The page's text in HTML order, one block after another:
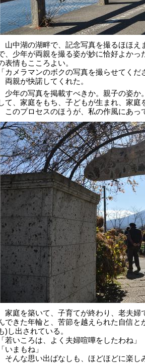
山中湖の湖畔で、記念写真を撮るほほえ
、少年が両親を撮る姿が妙に恰好よか
表情もこころよい。
「カメラマンのボクの写真を撮らせてくだ
両親が快諾してくれた。
少年の写真を掲載すべきか。親子の姿か
て、家庭をもち、子どもが生まれ、家庭
このプロセスのほうが、私の作風にあっ
家庭を築いて、子育てが終わり、老夫婦
できた年輪と、苦節を越えられた自信
)し出されている。
「若いころは、よく夫婦喧嘩をしたわね」
「いまもね」
そんな思い出ばなしも、ほどほどに楽し